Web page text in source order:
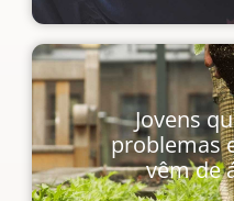
Jovens
problemas
vêm de